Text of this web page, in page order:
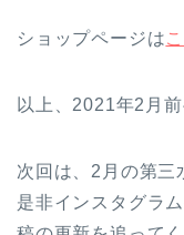
ショップページは
以上、2021年2月
次回は、2月の第三
是非インスタグラ